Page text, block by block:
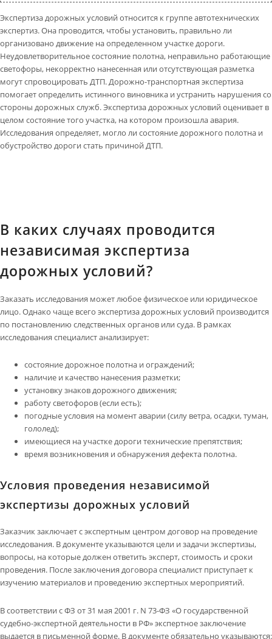
Экспертиза дорожных условий относится к группе автотехнических
экспертиз. Она проводится, чтобы установить, правильно ли
организовано движение на определенном участке дороги.
Неудовлетворительное состояние полотна, неправильно работающие
светофоры, некорректно нанесенная или отсутствующая разметка
могут спровоцировать ДТП. Дорожно-транспортная экспертиза
помогает определить истинного виновника и устранить нарушения со
стороны дорожных служб. Экспертиза дорожных условий оценивает в
целом состояние того участка, на котором произошла авария.
Исследования определяет, могло ли состояние дорожного полотна и
обустройство дороги стать причиной ДТП.
В каких случаях проводится
независимая экспертиза
дорожных условий?
Заказать исследования может любое физическое или юридическое
лицо. Однако чаще всего экспертиза дорожных условий производится
по постановлению следственных органов или суда. В рамках
исследования специалист анализирует:
состояние дорожное полотна и ограждений;
наличие и качество нанесения разметки;
установку знаков дорожного движения;
работу светофоров (если есть);
погодные условия на момент аварии (силу ветра, осадки, туман,
гололед);
имеющиеся на участке дороги технические препятствия;
время возникновения и обнаружения дефекта полотна.
Условия проведения независимой
экспертизы дорожных условий
Заказчик заключает с экспертным центром договор на проведение
исследования. В документе указываются цели и задачи экспертизы,
вопросы, на которые должен ответить эксперт, стоимость и сроки
проведения. После заключения договора специалист приступает к
изучению материалов и проведению экспертных мероприятий.
В соответствии с ФЗ от 31 мая 2001 г. N 73-ФЗ «О государственной
судебно-экспертной деятельности в РФ» экспертное заключение
выдается в письменной форме. В документе обязательно указываются: